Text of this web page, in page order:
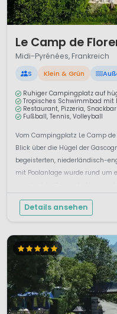
Le Camp de
Midi-Pyrénées, Frankreich
S Klein & Grün
Ruhiger Campingplatz auf
Tropisches Schwimmbad mit
Restaurant, Pizzeria, Snackbar
Fußball, Tennis, Volleyball
Vom Campingplatz Le Camp
Blick über die Hügel der
begeisterten, niederländisch-
mit Poolanlage wurde rund um
Details ansehen